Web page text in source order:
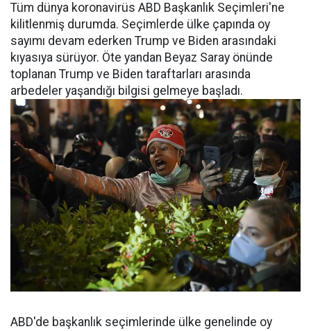
Tüm dünya koronavirüs ABD Başkanlık Seçimleri'ne
kilitlenmiş durumda. Seçimlerde ülke çapında oy
sayımı devam ederken Trump ve Biden arasındaki
kıyasıya sürüyor. Öte yandan Beyaz Saray önünde
toplanan Trump ve Biden taraftarları arasında
arbedeler yaşandığı bilgisi gelmeye başladı.
ABD'de başkanlık seçimlerinde ülke genelinde oy